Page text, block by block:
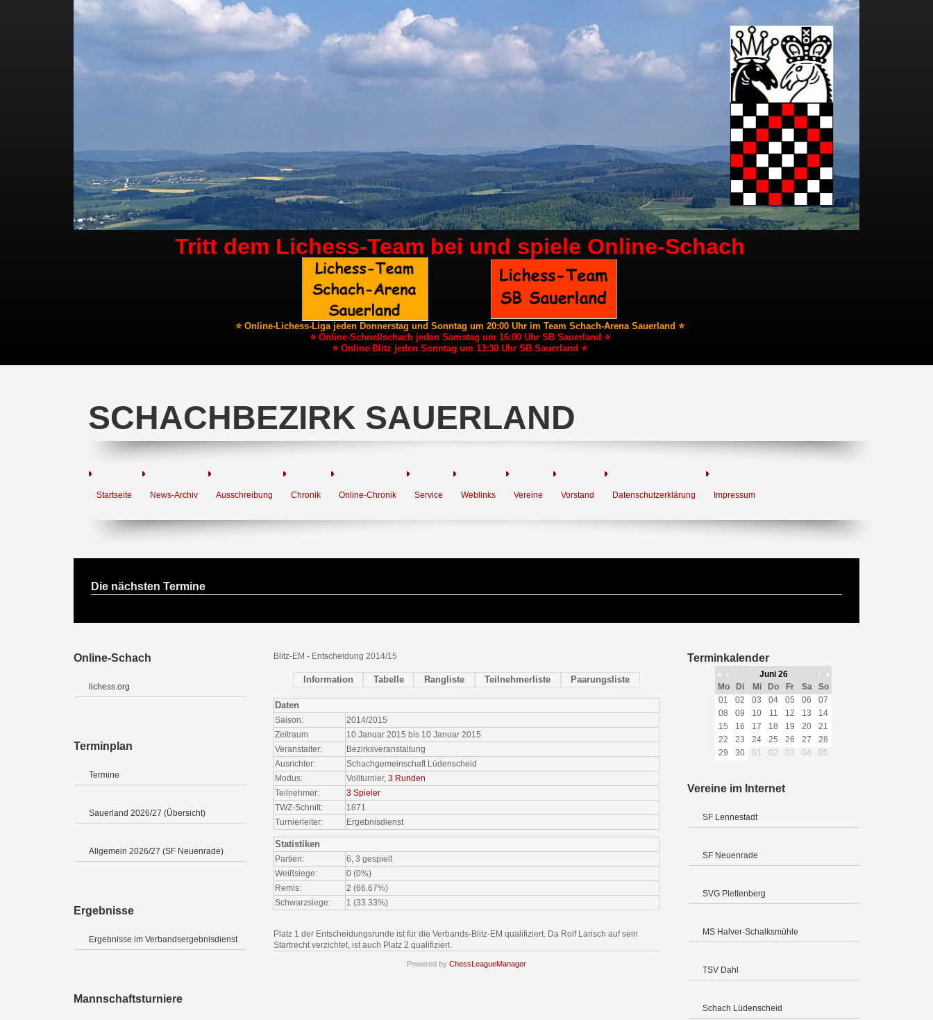
Tritt dem Lichess-Team bei und spiele Online-Schach
⭐ Online-Lichess-Liga jeden Donnerstag und Sonntag um 20:00 Uhr im Team Schach-Arena Sauerland ⭐
⭐ Online-Schnellschach jeden Samstag um 16:00 Uhr SB Sauerland ⭐
⭐ Online-Blitz jeden Sonntag um 13:30 Uhr SB Sauerland ⭐
SCHACHBEZIRK SAUERLAND
Startseite News-Archiv Ausschreibung Chronik Online-Chronik Service Weblinks Vereine Vorstand Datenschutzerklärung Impressum
Die nächsten Termine
Online-Schach
lichess.org
Terminplan
Termine
Sauerland 2026/27 (Übersicht)
Allgemein 2026/27 (SF Neuenrade)
Ergebnisse
Ergebnisse im Verbandsergebnisdienst
Mannschaftsturniere
Blitz-EM - Entscheidung 2014/15
Information Tabelle Rangliste Teilnehmerliste Paarungsliste
Daten
Saison:
2014/2015
Zeitraum
10 Januar 2015 bis 10 Januar 2015
Veranstalter:
Bezirksveranstaltung
Ausrichter:
Schachgemeinschaft Lüdenscheid
Modus:
Vollturnier,3 Runden
Teilnehmer:
3 Spieler
TWZ-Schnitt:
1871
Turnierleiter:
Ergebnisdienst
Statistiken
Partien:
6, 3 gespielt
Weißsiege:
0 (0%)
Remis:
2 (66.67%)
Schwarzsiege:
1 (33.33%)
Platz 1 der Entscheidungsrunde ist für die Verbands-Blitz-EM qualifiziert. Da Rolf Larisch auf sein
Startrecht verzichtet, ist auch Platz 2 qualifiziert.
Powered by ChessLeagueManager
Terminkalender
« ‹ Juni 26 ›
»
Mo
Di Mi Do Fr Sa
So
01
02 03 04 05 06
07
08
09 10 11 12 13
14
15
16 17 18 19 20
21
22
23 24 25 26 27
28
29
30 01 02 03 04 05
Vereine im Internet
SF Lennestadt
SF Neuenrade
SVG Plettenberg
MS Halver-Schalksmühle
TSV Dahl
Schach Lüdenscheid